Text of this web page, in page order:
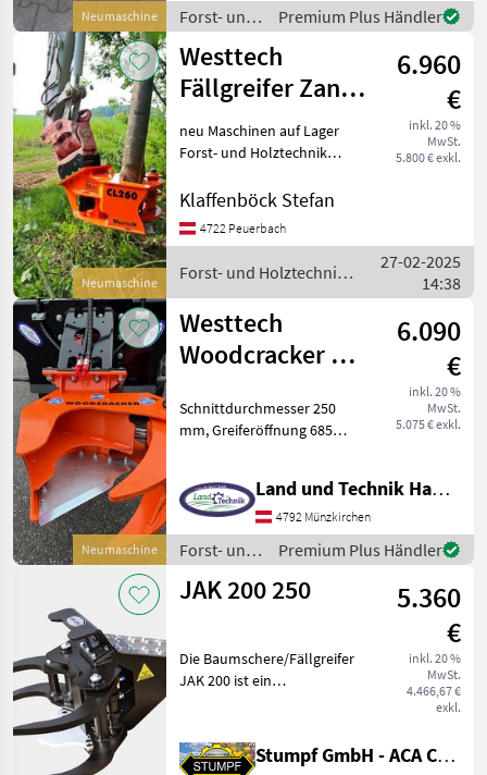
Neumaschine
290, Forst
Forst- und
Holztechnik
/ Westtech
Premium Plus Händler
Neumaschine
Westtech
Fällgreifer Zange
CL260
6.960
€
inkl. 20 %
MwSt.
5.800 € exkl.
neu Maschinen auf Lager
Forst- und Holztechnik
Klaffenböck Stefan
4722 Peuerbach
Forst- und Holztechnik
/ Westtech
27-02-2025
14:38
Neumaschine
Westtech
Woodcracker CL
6.090
€
inkl. 20 %
MwSt.
5.075 € exkl.
Schnittdurchmesser 250
mm, Greiferöffnung 685
Euroaufnahme, ideal für
Hoftrak, Forst- und
Holztechnik
Baumschere/Fäl
Land und Technik HandelsgesmbH
4792 Münzkirchen
Forst- und
Holztechnik
/ Westtech
Premium Plus Händler
JAK 200 250
5.360
€
inkl. 20 %
MwSt.
4.466,67 €
exkl.
Die Baumschere/Fällgreifer
JAK 200 ist ein
das speziell für das
effiziente Schneiden und
Stumpf GmbH - ACA Center Stumpf